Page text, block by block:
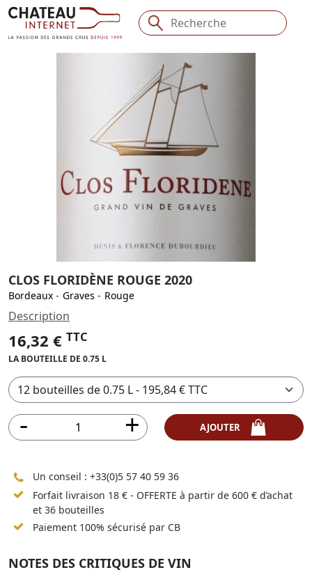
CLOS FLORIDÈNE ROUGE 2020
Bordeaux - Graves - Rouge
Description
16,32 € TTC
LA BOUTEILLE DE 0.75 L
Un conseil : +33(0)5 57 40 59 36
Forfait livraison 18 € - OFFERTE à partir de 600 € d’achat
et 36 bouteilles
Paiement 100% sécurisé par CB
NOTES DES CRITIQUES DE VIN